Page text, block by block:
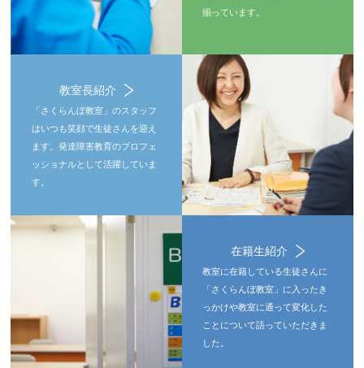
揃っています。
教室長紹介
「さくらんぼ教室」のスタッフ
はいつも笑顔で生徒さんを迎え
ます。発達障害教育のプロフェ
ッショナルとして活躍していま
す。
在籍生紹介
教室に在籍している生徒さんに
「さくらんぼ教室」に入ったき
っかけや教室に通って変化した
ことについて語っていただきま
した。